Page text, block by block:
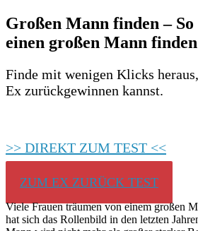
Großen Mann finden – So
einen großen Mann finden
Finde mit wenigen Klicks
Ex zurückgewinnen kannst.
>> DIREKT ZUM TEST <<
ZUM EX ZURÜCK TEST
Viele Frauen träumen von einem großen
hat sich das Rollenbild in den letzten